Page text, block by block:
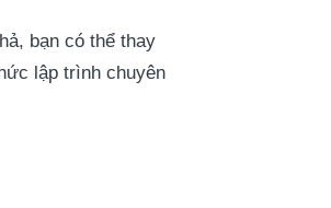
bạn có thể thay
lập trình chuyên